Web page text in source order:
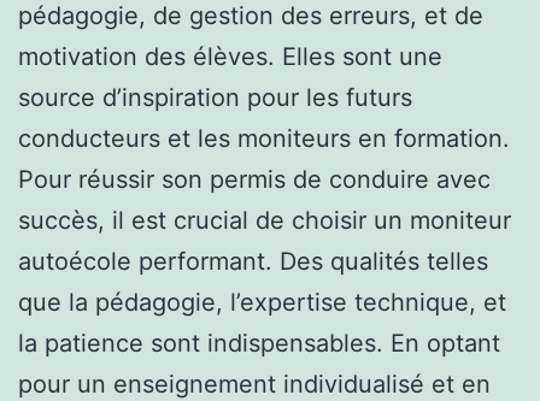
pédagogie, de gestion des erreurs, et de
motivation des élèves. Elles sont une
source d’inspiration pour les futurs
conducteurs et les moniteurs en formation.
Pour réussir son permis de conduire avec
succès, il est crucial de choisir un moniteur
autoécole performant. Des qualités telles
que la pédagogie, l’expertise technique, et
la patience sont indispensables. En optant
pour un enseignement individualisé et en